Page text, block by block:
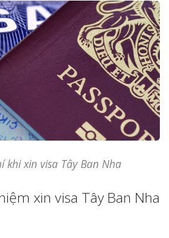
khi xin visa Tây Ban Nha
xin visa Tây Ban Nha